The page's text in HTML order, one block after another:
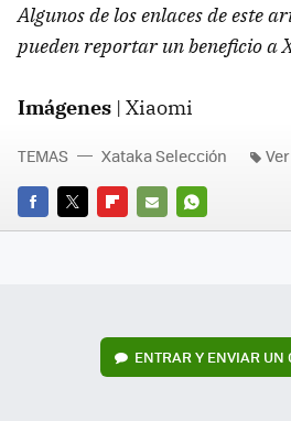
Algunos de los enlaces de este
pueden reportar un beneficio a
Imágenes | Xiaomi
FACEBOOK
TWITTERFLIPBOARD
E-
WHATSAPP
TEMAS Xataka Selección
ENTRAR Y ENVIAR UN